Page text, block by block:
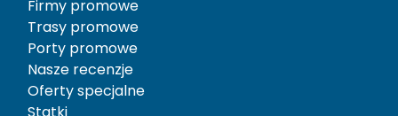
Firmy promowe
Trasy promowe
Porty promowe
Nasze recenzje
Oferty specjalne